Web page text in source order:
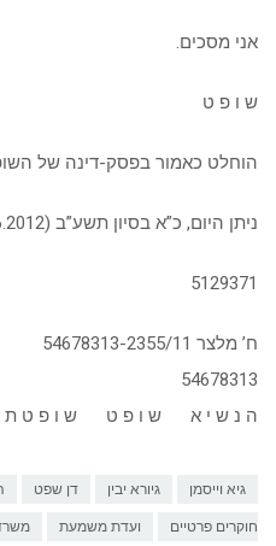
אני מסכים.
ש ו פ ט
הוחלט כאמור בפסק-דינה של
ניתן היום, כ”א בסיון תשע”ב (11.6.2012).
5129371
ח’ מלצר 54678313-2355/11
54678313
ה נ ש י א ש ו פ ט ש ו פ ט ת
גיא וייסמן גיורא יבין דן שפט
חוקרים פרטיים ועדת משמעת